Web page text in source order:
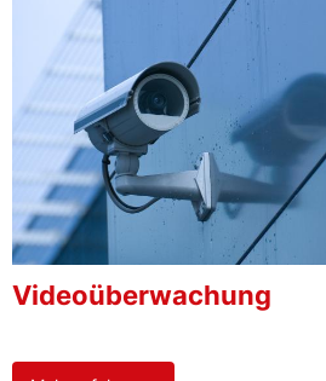
Videoüberwachung